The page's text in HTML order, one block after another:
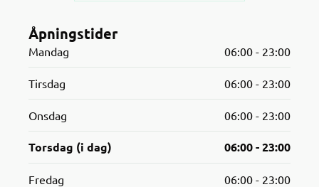
Åpningstider
Mandag 06:00 - 23:00
Tirsdag 06:00 - 23:00
Onsdag 06:00 - 23:00
Torsdag (i dag) 06:00 - 23:00
Fredag 06:00 - 23:00